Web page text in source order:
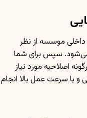
داخلی موسسه از نظر
می‌شود. سپس برای شما
اصلاحیه مورد نیاز
و با سرعت عمل بالا انجام